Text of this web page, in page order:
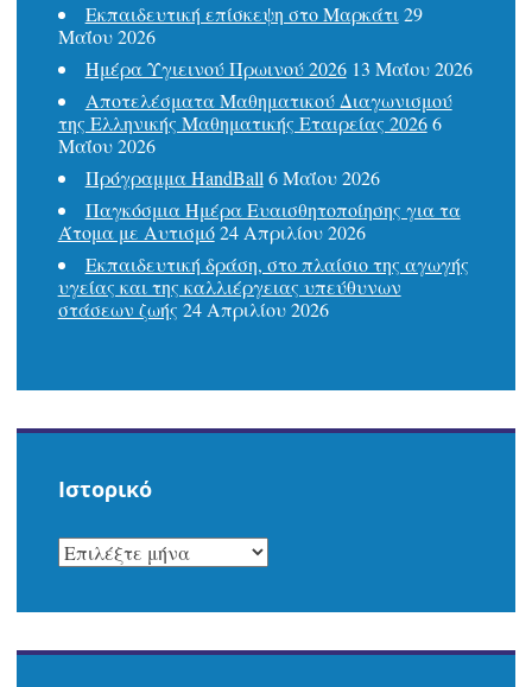
Εκπαιδευτική επίσκεψη στο Μαρκάτι 29
Μαΐου 2026
Ημέρα Υγιεινού Πρωινού 2026 13 Μαΐου 2026
Αποτελέσματα Μαθηματικού Διαγωνισμού
της Ελληνικής Μαθηματικής Εταιρείας 2026 6
Μαΐου 2026
Πρόγραμμα HandBall 6 Μαΐου 2026
Παγκόσμια Ημέρα Ευαισθητοποίησης για τα
Άτομα με Αυτισμό 24 Απριλίου 2026
Εκπαιδευτική δράση, στο πλαίσιο της αγωγής
υγείας και της καλλιέργειας υπεύθυνων
στάσεων ζωής 24 Απριλίου 2026
Ιστορικό
ΙΣΤΟΡΙΚΌ